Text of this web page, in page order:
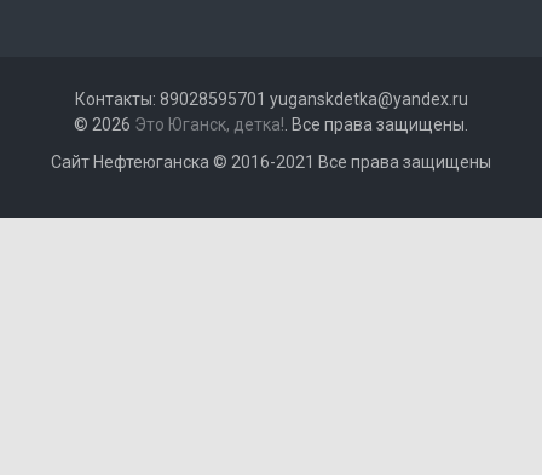
Контакты: 89028595701 yuganskdetka@yandex.ru
© 2026 Это Юганск, детка! . Все права защищены.
Сайт Нефтеюганска © 2016-2021 Все права защищены